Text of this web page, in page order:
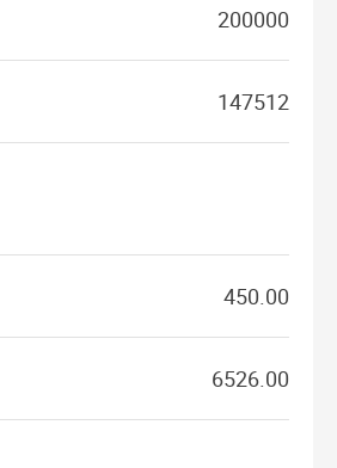
200000
147512
450.00
6526.00